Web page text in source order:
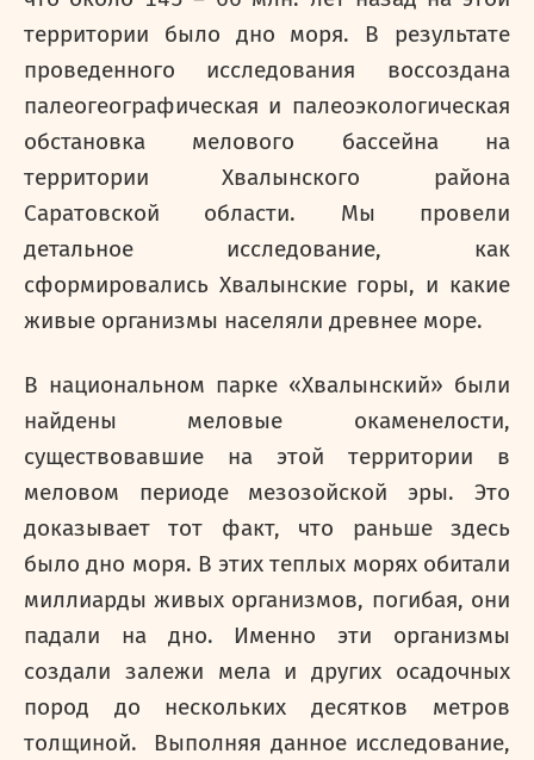
территории было дно моря. В результате
проведенного исследования воссоздана
палеогеографическая и палеоэкологическая
обстановка мелового бассейна на
территории Хвалынского района
Саратовской области. Мы провели
детальное исследование, как
сформировались Хвалынские горы, и какие
живые организмы населяли древнее море.
В национальном парке «Хвалынский» были
найдены меловые окаменелости,
существовавшие на этой территории в
меловом периоде мезозойской эры. Это
доказывает тот факт, что раньше здесь
было дно моря. В этих теплых морях обитали
миллиарды живых организмов, погибая, они
падали на дно. Именно эти организмы
создали залежи мела и других осадочных
пород до нескольких десятков метров
толщиной. Выполняя данное исследование,